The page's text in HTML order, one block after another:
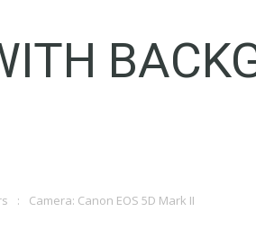
Camera: Canon EOS 5D Mark II